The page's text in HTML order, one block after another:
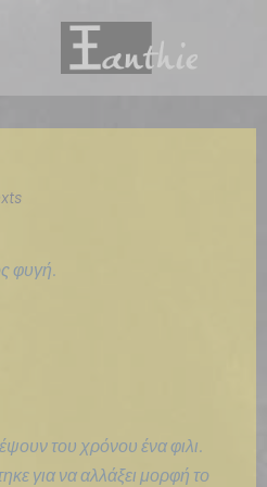
φυγή.
του χρόνου ένα φιλι.
για να αλλάξει μορφή το